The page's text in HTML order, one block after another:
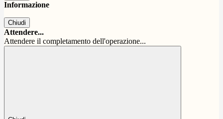
Informazione
Chiudi
Attendere...
Attendere il completamento dell'operazione...